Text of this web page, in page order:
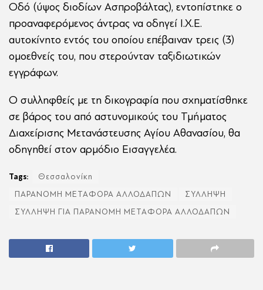
Οδό (ύψος διοδίων Ασπροβάλτας), εντοπίστηκε ο
προαναφερόμενος άντρας να οδηγεί Ι.Χ.Ε.
αυτοκίνητο εντός του οποίου επέβαιναν τρεις (3)
ομοεθνείς του, που στερούνταν ταξιδιωτικών
εγγράφων.
Ο συλληφθείς με τη δικογραφία που σχηματίσθηκε
σε βάρος του από αστυνομικούς του Τμήματος
Διαχείρισης Μετανάστευσης Αγίου Αθανασίου, θα
οδηγηθεί στον αρμόδιο Εισαγγελέα.
Tags:
Θεσσαλονίκη
ΠΑΡΑΝΟΜΗ ΜΕΤΑΦΟΡΑ ΑΛΛΟΔΑΠΩΝ
ΣΥΛΛΗΨΗ
ΣΥΛΛΗΨΗ ΓΙΑ ΠΑΡΑΝΟΜΗ ΜΕΤΑΦΟΡΑ ΑΛΛΟΔΑΠΩΝ